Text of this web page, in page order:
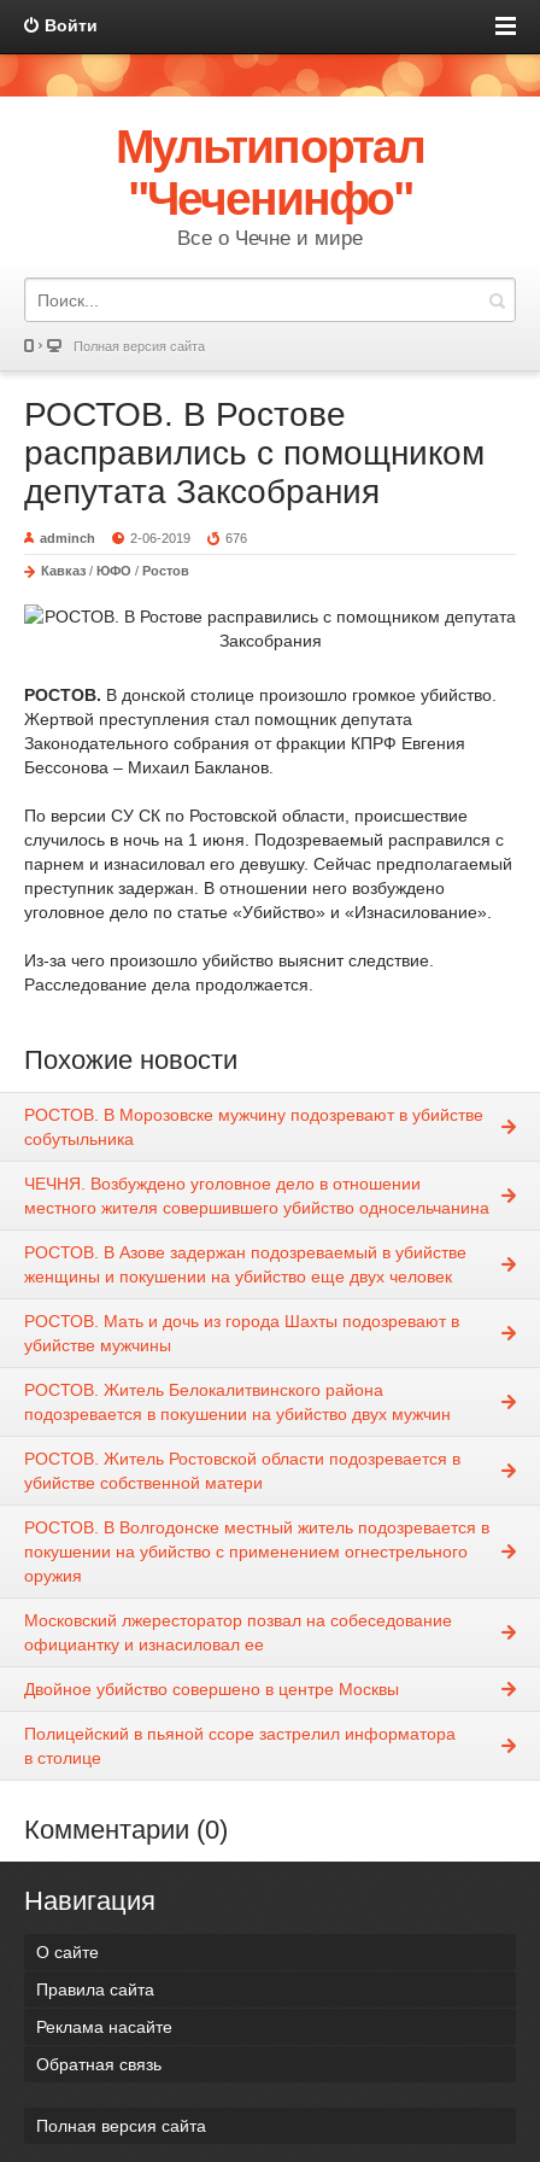
Войти
Мультипортал
"Чеченинфо"
Все о Чечне и мире
Полная версия сайта
РОСТОВ. В Ростове
расправились с помощником
депутата Заксобрания
adminch 2-06-2019 676
Кавказ / ЮФО / Ростов
РОСТОВ. В донской столице произошло громкое убийство.
Жертвой преступления стал помощник депутата
Законодательного собрания от фракции КПРФ Евгения
Бессонова – Михаил Бакланов.
По версии СУ СК по Ростовской области, происшествие
случилось в ночь на 1 июня. Подозреваемый расправился с
парнем и изнасиловал его девушку. Сейчас предполагаемый
преступник задержан. В отношении него возбуждено
уголовное дело по статье «Убийство» и «Изнасилование».
Из-за чего произошло убийство выяснит следствие.
Расследование дела продолжается.
Похожие новости
РОСТОВ. В Морозовске мужчину подозревают в убийстве
собутыльника
ЧЕЧНЯ. Возбуждено уголовное дело в отношении
местного жителя совершившего убийство односельчанина
РОСТОВ. В Азове задержан подозреваемый в убийстве
женщины и покушении на убийство еще двух человек
РОСТОВ. Мать и дочь из города Шахты подозревают в
убийстве мужчины
РОСТОВ. Житель Белокалитвинского района
подозревается в покушении на убийство двух мужчин
РОСТОВ. Житель Ростовской области подозревается в
убийстве собственной матери
РОСТОВ. В Волгодонске местный житель подозревается в
покушении на убийство с применением огнестрельного
оружия
Московский лжересторатор позвал на собеседование
официантку и изнасиловал ее
Двойное убийство совершено в центре Москвы
Полицейский в пьяной ссоре застрелил информатора
в столице
Комментарии (0)
Навигация
О сайте
Правила сайта
Реклама насайте
Обратная связь
Полная версия сайта